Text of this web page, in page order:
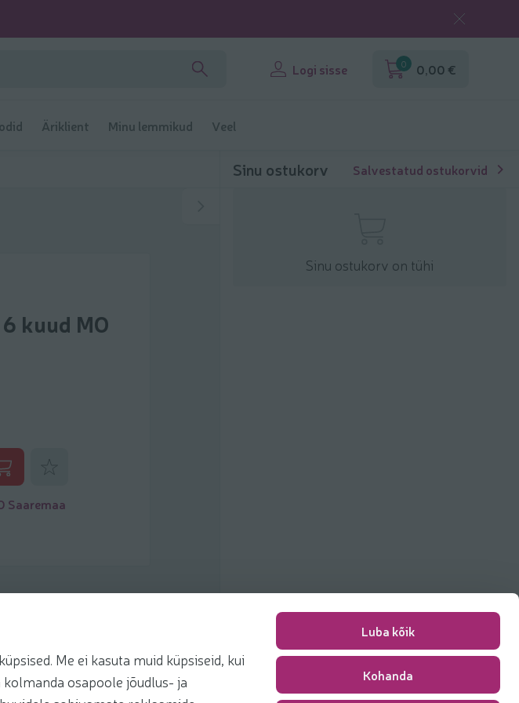
Me ei kasuta muid küpsiseid, kui
osapoole jõudlus- ja
Luba kõik
Kohanda
Logi sisse 0 0,00 €
Äriklient Minu lemmikud Veel
kuud MO
Saaremaa
Sinu ostukorv Salvestatud ostukorvid
Sinu ostukorv on tühi